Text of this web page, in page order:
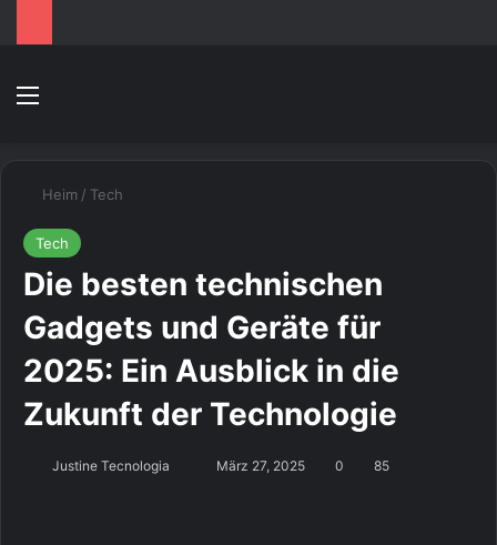
Speisekarte
Heim / Tech
Tech
Die besten technischen
Gadgets und Geräte für
2025: Ein Ausblick in die
Zukunft der Technologie
Justine Tecnologia
SendeMärz 27, 2025 0 85